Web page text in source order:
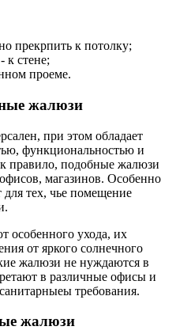
прекрпить к потолку;
стене;
проеме.
жалюзи
при этом обладает
функциональностью и
правило, подобные жалюзи
магазинов. Особенно
для тех, чье помещение
особенного ухода, их
от яркого солнечного
жалюзи не нуждаются в
в различные офисы и
требования.
жалюзи